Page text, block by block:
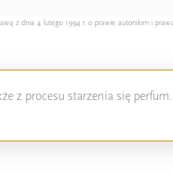
z dnia 4 lutego 1994 r. o prawie autorskim i
z procesu starzenia się